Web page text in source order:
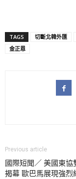
TAGS 切斷北韓外匯
金正恩
Previous article
國際短聞／ 美國東協
揭幕 歐巴馬展現強烈